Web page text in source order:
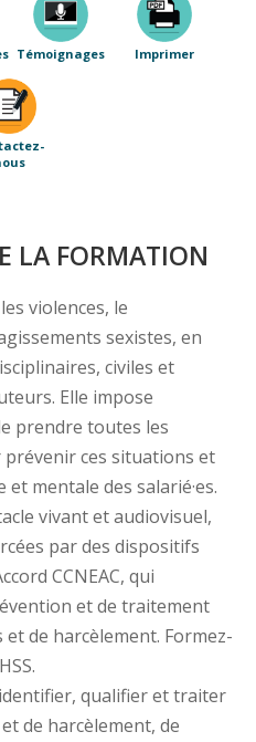
Témoignages Imprimer
LA FORMATION
violences, le
sexistes, en
civiles et
Elle impose
prendre toutes les
ces situations et
mentale des salarié·es.
vivant et audiovisuel,
par des dispositifs
CCNEAC, qui
et de traitement
de harcèlement. Formez-
qualifier et traiter
de harcèlement, de